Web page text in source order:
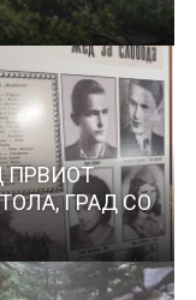
ПРВИОТ
ГРАД СО